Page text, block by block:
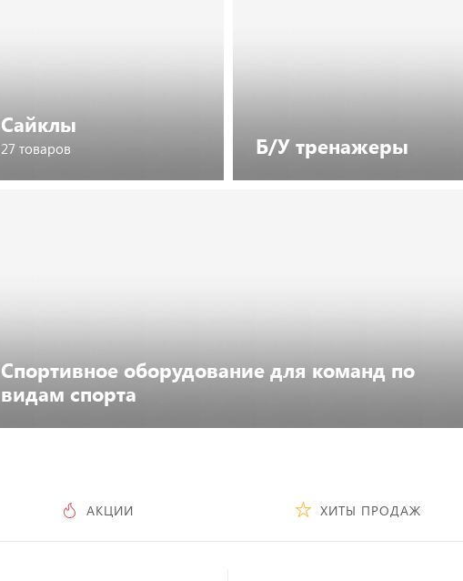
Сайклы
27 товаров Б/У тренажеры
Спортивное оборудование для команд по
видам спорта
АКЦИИ ХИТЫ ПРОДАЖ